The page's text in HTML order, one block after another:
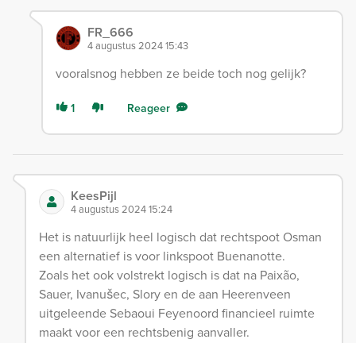
FR_666
4 augustus 2024 15:43
vooralsnog hebben ze beide toch nog gelijk?
1 Reageer
KeesPijl
4 augustus 2024 15:24
Het is natuurlijk heel logisch dat rechtspoot Osman
een alternatief is voor linkspoot Buenanotte.
Zoals het ook volstrekt logisch is dat na Paixão,
Sauer, Ivanušec, Slory en de aan Heerenveen
uitgeleende Sebaoui Feyenoord financieel ruimte
maakt voor een rechtsbenig aanvaller.